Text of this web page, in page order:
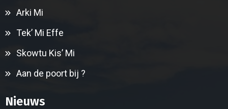
Arki Mi
Tek’ Mi Effe
Skowtu Kis’ Mi
Aan de poort bij ?
Nieuws